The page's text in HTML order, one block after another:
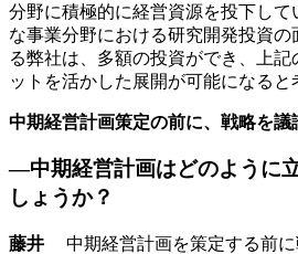
分野に積極的に経営資源を投下して
な事業分野における研究開発投資
る弊社は、多額の投資ができ、上記
ットを活かした展開が可能になると
中期経営計画策定の前に、戦略を議
―中期経営計画はどのように
しょうか？
藤井 中期経営計画を策定する前に